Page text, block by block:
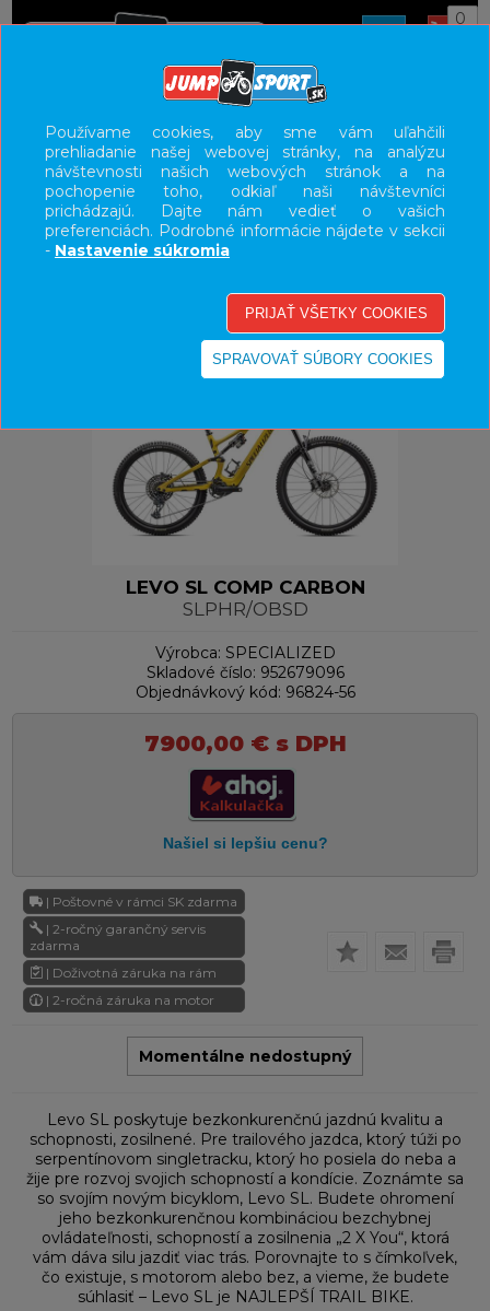
0
E-BIKE HORSKÉ CELODPRUŽENÉ
UŽÍVATEĽSKÝ PANEL
KATEGÓRIE
VÝPREDAJ - VŠETKO
LEVO SL COMP CARBON
SLPHR/OBSD
Výrobca: SPECIALIZED
Skladové číslo: 952679096
Objednávkový kód: 96824-56
7900,00 €s DPH
| Poštovné v rámci SK zdarma
| 2-ročný garančný servis
zdarma
| Doživotná záruka na rám
| 2-ročná záruka na motor
Momentálne nedostupný
Levo SL poskytuje bezkonkurenčnú jazdnú kvalitu a
schopnosti, zosilnené. Pre trailového jazdca, ktorý túži po
serpentínovom singletracku, ktorý ho posiela do neba a
žije pre rozvoj svojich schopností a kondície. Zoznámte sa
so svojím novým bicyklom, Levo SL. Budete ohromení
jeho bezkonkurenčnou kombináciou bezchybnej
ovládateľnosti, schopností a zosilnenia „2 X You“, ktorá
vám dáva silu jazdiť viac trás. Porovnajte to s čímkoľvek,
čo existuje, s motorom alebo bez, a vieme, že budete
súhlasiť – Levo SL je NAJLEPŠÍ TRAIL BIKE.
Používame cookies, aby sme vám uľahčili
prehliadanie našej webovej stránky, na analýzu
návštevnosti našich webových stránok a na
pochopenie toho, odkiaľ naši návštevníci
prichádzajú. Dajte nám vedieť o vašich
preferenciách. Podrobné informácie nájdete v sekcii
- Nastavenie súkromia